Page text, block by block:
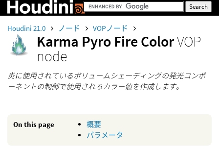
Houdini 21.0 ノード VOPノード
Karma Pyro Fire ColorVOP
node
炎に使用されているボリュームシェーディングの発光コンポ
ーネントの制御で使用されるカラー値を作成します。
On this page
概要
パラメータ